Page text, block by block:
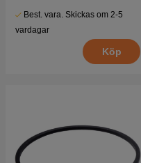
Best. vara. Skickas om 2-5
vardagar
Köp